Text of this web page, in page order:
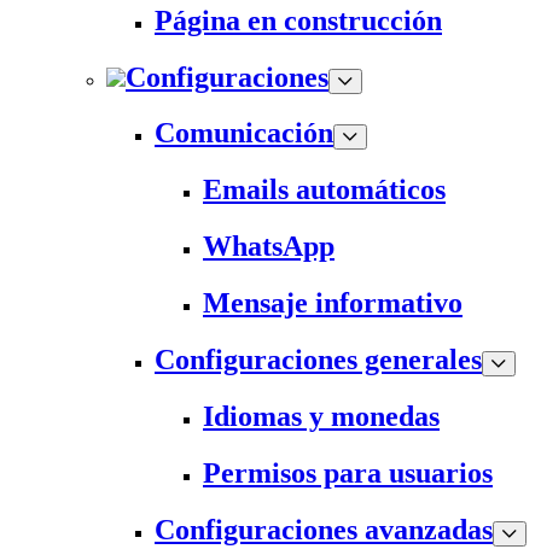
Página en construcción
Configuraciones
Comunicación
Emails automáticos
WhatsApp
Mensaje informativo
Configuraciones generales
Idiomas y monedas
Permisos para usuarios
Configuraciones avanzadas